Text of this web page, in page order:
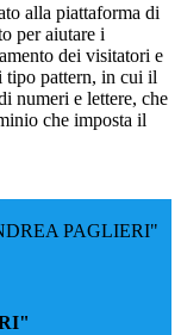
alla piattaforma di
per aiutare i
dei visitatori e
tipo pattern, in cui il
numeri e lettere, che
che imposta il
PAGLIERI"